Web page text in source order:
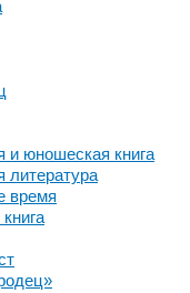
и юношеская книга
литература
время